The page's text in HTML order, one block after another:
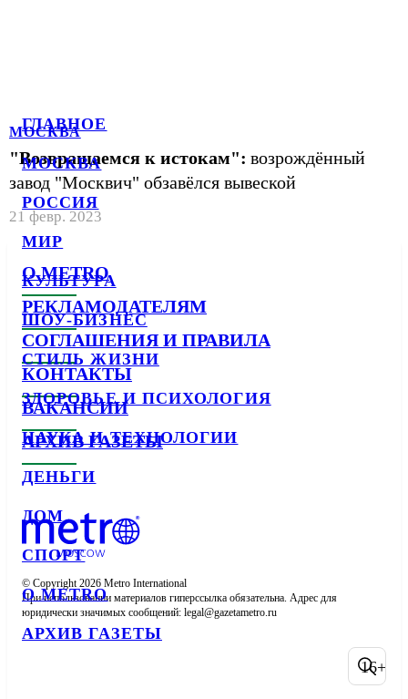
ГЛАВНОЕ
МОСКВА
РОССИЯ
МИР
КУЛЬТУРА
ШОУ-БИЗНЕС
СТИЛЬ ЖИЗНИ
ЗДОРОВЬЕ И ПСИХОЛОГИЯ
НАУКА И ТЕХНОЛОГИИ
ДЕНЬГИ
ДОМ
СПОРТ
О METRO
АРХИВ ГАЗЕТЫ
МОСКВА
"Возвращаемся к истокам": возрождённый
завод "Москвич" обзавёлся вывеской
21 февр. 2023
О METRO
РЕКЛАМОДАТЕЛЯМ
СОГЛАШЕНИЯ И ПРАВИЛА
КОНТАКТЫ
ВАКАНСИИ
АРХИВ ГАЗЕТЫ
© Copyright 2026 Metro International
При использовании материалов гиперссылка обязательна. Адрес для
юридически значимых сообщений:
16+